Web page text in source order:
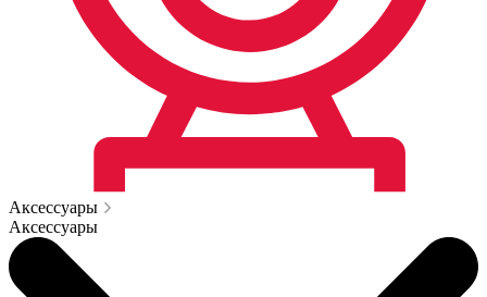
Аксессуары
Аксессуары